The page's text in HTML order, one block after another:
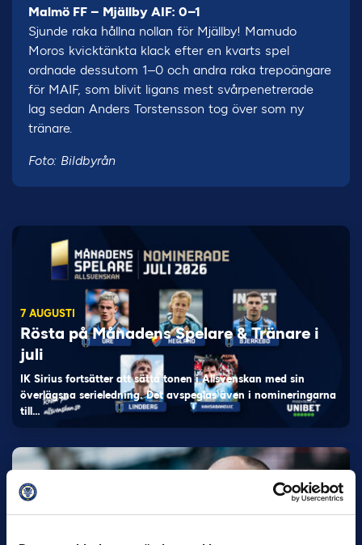
Malmö FF – Mjällby AIF: 0–1
Sjunde raka hållna nollan för Mjällby! Mamudo
Moros kvicktänkta klack efter en kvarts spel
ordnade dessutom 1–0 och andra raka trepoängare
för MAIF, som blivit ligans mest svårpenetrerade
lag sedan Anders Torstensson tog över som ny
tränare.
Foto: Bildbyrån
7 AUGUSTI
Rösta på Månadens Spelare & Tränare i
juli
IK Sirius fortsätter att sätta tonen i Allsvenskan med sin
överlägsna serieledning. Det avspeglas även i nomineringarna
till…